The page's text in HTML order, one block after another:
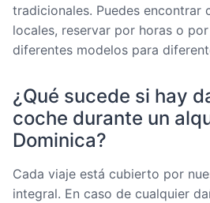
tradicionales. Puedes encontrar
locales, reservar por horas o
diferentes modelos para
¿Qué sucede si hay
coche durante un
Dominica?
Cada viaje está cubierto por
integral. En caso de cualquier